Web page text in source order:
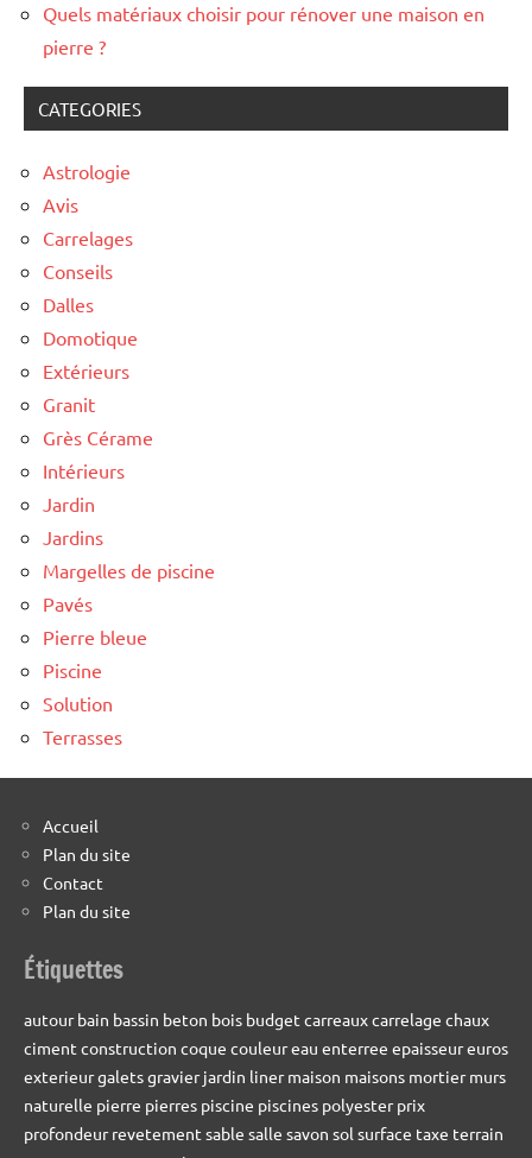
Quels matériaux choisir pour rénover une maison en
pierre ?
CATEGORIES
Astrologie
Avis
Carrelages
Conseils
Dalles
Domotique
Extérieurs
Granit
Grès Cérame
Intérieurs
Jardin
Jardins
Margelles de piscine
Pavés
Pierre bleue
Piscine
Solution
Terrasses
Accueil
Plan du site
Contact
Plan du site
Étiquettes
autour bain bassin beton bois budget carreauxcarrelage chaux
ciment construction coque couleureau enterree epaisseureuros
exterieurgaletsgravier jardin liner maison maisons mortier murs
naturelle pierre pierres piscine piscines polyester prix
profondeur revetement sable salle savon sol surface taxe terrain